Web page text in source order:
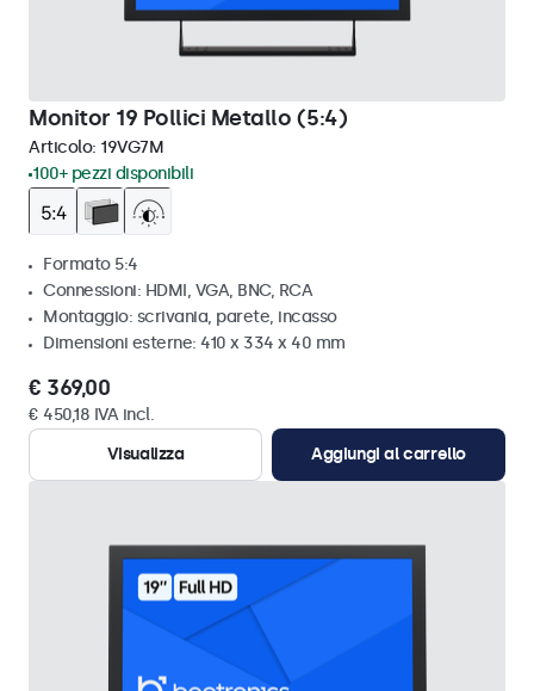
Monitor 19 Pollici Metallo (5:4)
Articolo: 19VG7M
100+ pezzi disponibili
Formato 5:4
Connessioni: HDMI, VGA, BNC, RCA
Montaggio: scrivania, parete, incasso
Dimensioni esterne: 410 x 334 x 40 mm
€ 369,00
€ 450,18 IVA incl.
Visualizza
Aggiungi al carrello